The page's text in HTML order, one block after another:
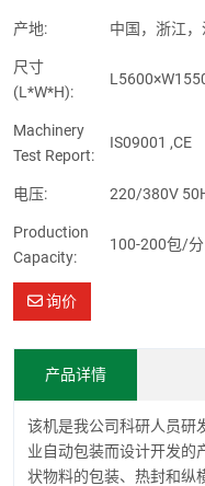
产地: 中国，浙江，
尺寸
(L*W*H):
Machinery
Test Report:
IS09001 ,CE
电压: 220/380V
Production
Capacity:
100-200包/分
询价
产品详情
该机是我公司科研人员研
业自动包装而设计开发的
状物料的包装、热封和纵